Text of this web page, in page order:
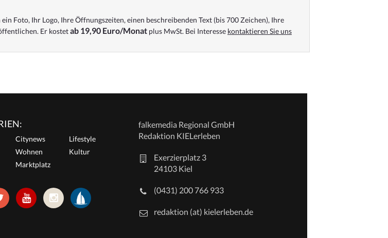
Foto, Ihr Logo, Ihre Öffnungszeiten, einen beschreibenden Text (bis 700 Zeichen), Ihre
Er kostetab 19,90 Euro/Monat plus MwSt. Bei Interesse kontaktieren Sie uns
Citynews
Lifestyle
Wohnen
Kultur
Marktplatz
falkemedia Regional GmbH
Redaktion KIELerleben
Exerzierplatz 3
24103 Kiel
(0431) 200 766 933
redaktion (at) kielerleben.de